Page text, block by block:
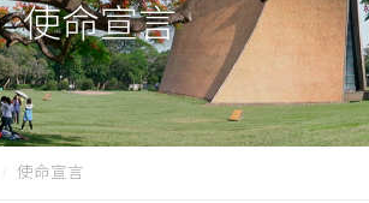
使命宣言
使命宣言